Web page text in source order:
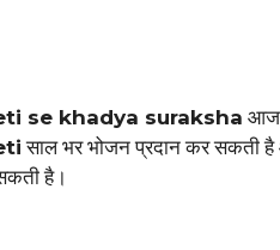
se khadya suraksha आज
साल भर भोजन प्रदान कर सकती
है।